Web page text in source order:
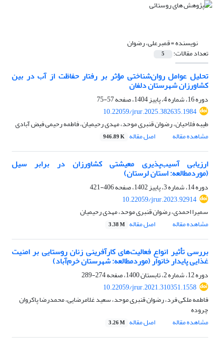
نویسنده =قمبرعلی، رضوان
تعداد مقالات: 5
تحلیل عوامل روان‌شناختی مؤثر بر رفتار حفاظت از آب در بین
کشاورزان شهرستان دلفان
دوره 16، شماره 4، پاییز 1404، صفحه
57-75
10.22059/jrur.2025.382635.1984
طیبه فلاحیان، رضوان قنبری موحد، مهدی رحیمیان، فاطمه رحیمی فیض آبادی
مشاهده مقاله
اصل مقاله 946.89 K
ارزیابی آسیب‌پذیری معیشتی کشاورزان در برابر سیل
(موردمطالعه: استان لرستان)
دوره 14، شماره 3، پاییز 1402، صفحه
406-421
10.22059/jrur.2023.92914
سمیرا احمدی، رضوان قنبری موحد، مهدی رحیمیان
مشاهده مقاله
اصل مقاله 3.38 M
بررسی تأثیر انواع فعالیت‌های‌ کارآفرینی زنان روستایی بر امنیت
غذایی پایدار خانوار (موردمطالعه: شهرستان خرم‌آباد)
دوره 12، شماره 2، تابستان 1400، صفحه
274-289
10.22059/jrur.2021.310351.1558
فاطمه ملکی فرد، رضوان قنبری موحد، سعید غلامرضایی، محمدرضا پاکروان
چروده
مشاهده مقاله
اصل مقاله 3.26 M